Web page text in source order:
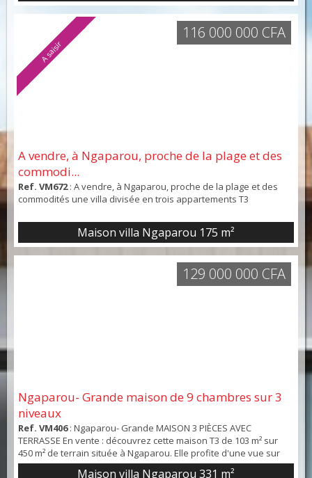
A saisir
A vendre, à Ngaparou, proche de la plage et des
commodi...
Ref. VM672: A vendre, à Ngaparou, proche de la plage et des
commodités une villa divisée en trois appartements T3
Maison villa Ngaparou 175 m²
116 000 000 CFA
Ngaparou- Grande maison de 9 chambres sur 3
niveaux
Ref. VM406: Ngaparou- Grande MAISON 3 PIÈCES AVEC
TERRASSE En vente : découvrez cette maison T3 de 103 m² sur
450 m² de terrain située à Ngaparou. Elle profite d'une vue sur
cour. Elle contient : un séjour, neuf chambres, trois cuisines et
Maison villa Ngaparou 331 m²
129 000 000 CFA